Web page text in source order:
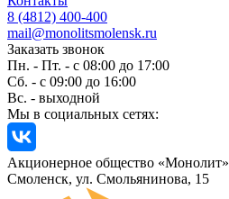
8 (4812) 400-400
mail@monolitsmolensk.ru
Заказать звонок
Пн. - Пт. - с 08:00 до 17:00
Сб. - с 09:00 до 16:00
Вс. - выходной
Мы в социальных сетях:
Акционерное общество «Монолит»
Смоленск, ул. Смольянинова, 15